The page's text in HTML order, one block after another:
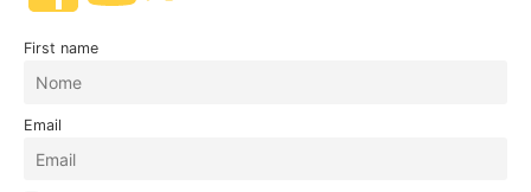
First name
Email